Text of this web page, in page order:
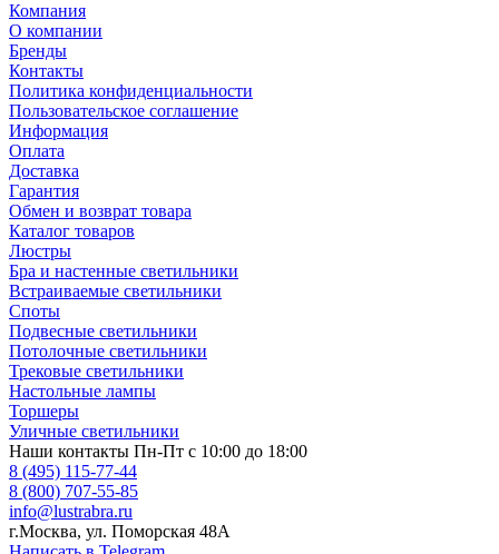
Компания
О компании
Бренды
Контакты
Политика конфиденциальности
Пользовательское соглашение
Информация
Оплата
Доставка
Гарантия
Обмен и возврат товара
Каталог товаров
Люстры
Бра и настенные светильники
Встраиваемые светильники
Споты
Подвесные светильники
Потолочные светильники
Трековые светильники
Настольные лампы
Торшеры
Уличные светильники
Наши контакты Пн-Пт с 10:00 до 18:00
8 (495) 115-77-44
8 (800) 707-55-85
info@lustrabra.ru
г.Москва, ул. Поморская 48А